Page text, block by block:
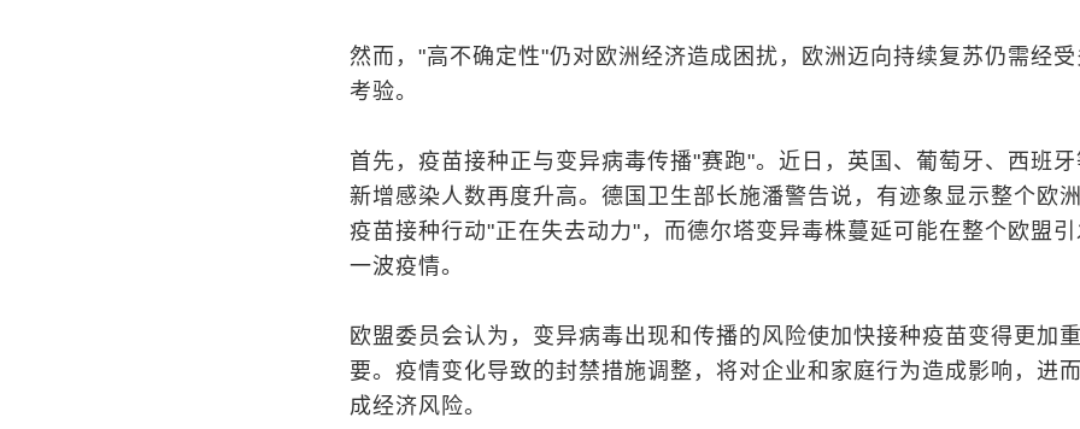
然而，"高不确定性"仍对欧洲经济造成困扰，欧洲迈向持续复苏仍需经
考验。
首先，疫苗接种正与变异病毒传播"赛跑"。近日，英国、葡萄牙、西班
新增感染人数再度升高。德国卫生部长施潘警告说，有迹象显示整个欧
疫苗接种行动"正在失去动力"，而德尔塔变异毒株蔓延可能在整个欧盟
一波疫情。
欧盟委员会认为，变异病毒出现和传播的风险使加快接种疫苗变得更加
要。疫情变化导致的封禁措施调整，将对企业和家庭行为造成影响，进
成经济风险。